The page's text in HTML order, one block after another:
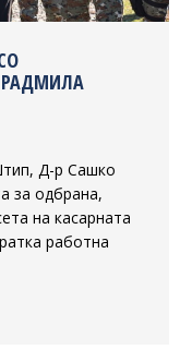
РАДМИЛА
Д-р Сашко
за одбрана,
на касарната
работна